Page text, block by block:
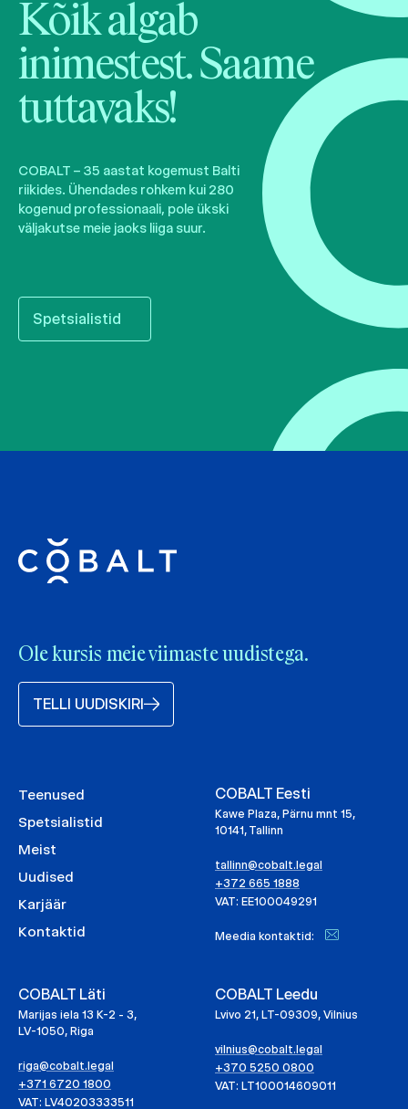
Kõik algab
inimestest. Saame
tuttavaks!
COBALT – 35 aastat kogemust Balti
riikides. Ühendades rohkem kui 280
kogenud professionaali, pole ükski
väljakutse meie jaoks liiga suur.
Spetsialistid
Ole kursis meie viimaste uudistega.
TELLI UUDISKIRI
Teenused
Spetsialistid
Meist
Uudised
Karjäär
Kontaktid
COBALT Eesti
Kawe Plaza, Pärnu mnt 15,
10141, Tallinn
tallinn@cobalt.legal
+372 665 1888
VAT: EE100049291
Meedia kontaktid:
COBALT Läti
Marijas iela 13 K-2 - 3,
LV-1050, Riga
riga@cobalt.legal
+371 6720 1800
VAT: LV40203333511
COBALT Leedu
Lvivo 21, LT-09309, Vilnius
vilnius@cobalt.legal
+370 5250 0800
VAT: LT100014609011